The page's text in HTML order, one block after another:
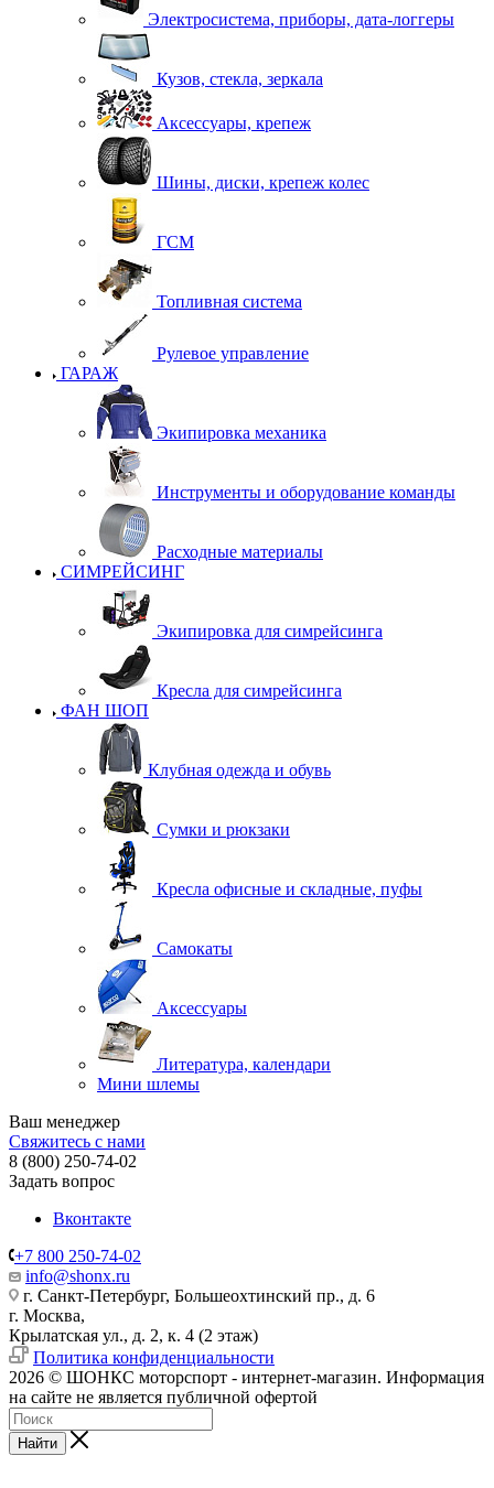
Электросистема, приборы, дата-логгеры
Кузов, стекла, зеркала
Аксессуары, крепеж
Шины, диски, крепеж колес
ГСМ
Топливная система
Рулевое управление
ГАРАЖ
Экипировка механика
Инструменты и оборудование команды
Расходные материалы
СИМРЕЙСИНГ
Экипировка для симрейсинга
Кресла для симрейсинга
ФАН ШОП
Клубная одежда и обувь
Сумки и рюкзаки
Кресла офисные и складные, пуфы
Самокаты
Аксессуары
Литература, календари
Мини шлемы
Ваш менеджер
Свяжитесь с нами
8 (800) 250-74-02
Задать вопрос
Вконтакте
+7 800 250-74-02
info@shonx.ru
г. Санкт-Петербург, Большеохтинский пр., д. 6
г. Москва,
Крылатская ул., д. 2, к. 4 (2 этаж)
Политика конфиденциальности
2026 © ШОНКС моторспорт - интернет-магазин. Информация
на сайте не является публичной офертой
Найти